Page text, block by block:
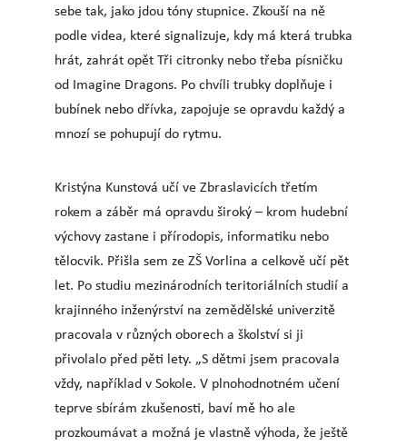
sebe tak, jako jdou tóny stupnice. Zkouší na ně
podle videa, které signalizuje, kdy má která trubka
hrát, zahrát opět Tři citronky nebo třeba písničku
od Imagine Dragons. Po chvíli trubky doplňuje i
bubínek nebo dřívka, zapojuje se opravdu každý a
mnozí se pohupují do rytmu.
Kristýna Kunstová učí ve Zbraslavicích třetím
rokem a záběr má opravdu široký – krom hudební
výchovy zastane i přírodopis, informatiku nebo
tělocvik. Přišla sem ze ZŠ Vorlina a celkově učí pět
let. Po studiu mezinárodních teritoriálních studií a
krajinného inženýrství na zemědělské univerzitě
pracovala v různých oborech a školství si ji
přivolalo před pěti lety. „S dětmi jsem pracovala
vždy, například v Sokole. V plnohodnotném učení
teprve sbírám zkušenosti, baví mě ho ale
prozkoumávat a možná je vlastně výhoda, že ještě